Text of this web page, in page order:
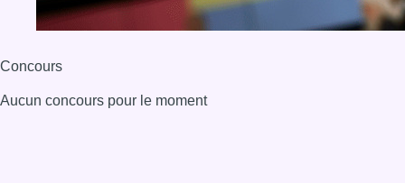
Concours
Aucun concours pour le moment